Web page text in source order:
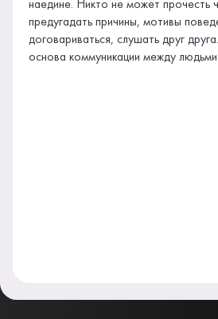
наедине. Никто не может прочесть
предугадать причины, мотивы
договариваться, слушать друг
основа коммуникации между людьми.